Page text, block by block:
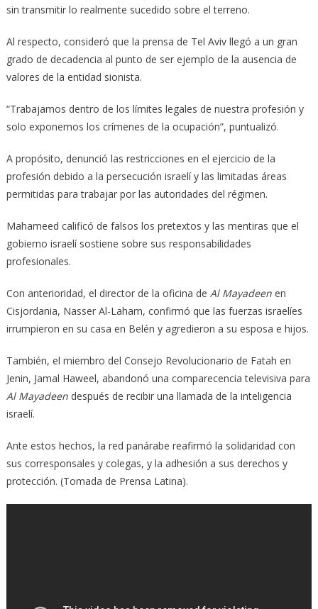
sin transmitir lo realmente sucedido sobre el terreno.
Al respecto, consideró que la prensa de Tel Aviv llegó a un gran
grado de decadencia al punto de ser ejemplo de la ausencia de
valores de la entidad sionista.
“Trabajamos dentro de los límites legales de nuestra profesión y
solo exponemos los crímenes de la ocupación”, puntualizó.
A propósito, denunció las restricciones en el ejercicio de la
profesión debido a la persecución israelí y las limitadas áreas
permitidas para trabajar por las autoridades del régimen.
Mahameed calificó de falsos los pretextos y las mentiras que el
gobierno israelí sostiene sobre sus responsabilidades
profesionales.
Con anterioridad, el director de la oficina de Al Mayadeenen
Cisjordania, Nasser Al-Laham, confirmó que las fuerzas israelíes
irrumpieron en su casa en Belén y agredieron a su esposa e hijos.
También, el miembro del Consejo Revolucionario de Fatah en
Jenin, Jamal Haweel, abandonó una comparecencia televisiva para
Al Mayadeendespués de recibir una llamada de la inteligencia
israelí.
Ante estos hechos, la red panárabe reafirmó la solidaridad con
sus corresponsales y colegas, y la adhesión a sus derechos y
protección. (Tomada de Prensa Latina).